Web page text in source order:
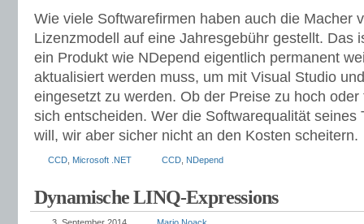
Wie viele Softwarefirmen haben auch die Macher
Lizenzmodell auf eine Jahresgebühr gestellt. Das
ein Produkt wie NDepend eigentlich permanent
aktualisiert werden muss, um mit Visual Studio
eingesetzt zu werden. Ob der Preise zu hoch
sich entscheiden. Wer die Softwarequalität seines
will, wir aber sicher nicht an den Kosten scheitern.
CCD Microsoft .NET CCD NDepend
Dynamische LINQ-Expressions